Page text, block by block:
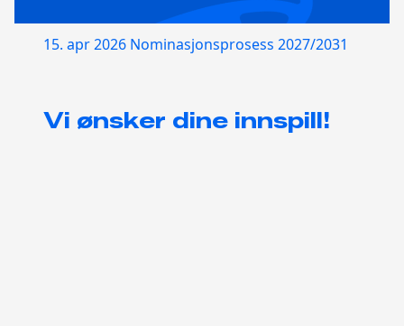
15. apr 2026 Nominasjonsprosess 2027/2031
Vi ønsker dine innspill!